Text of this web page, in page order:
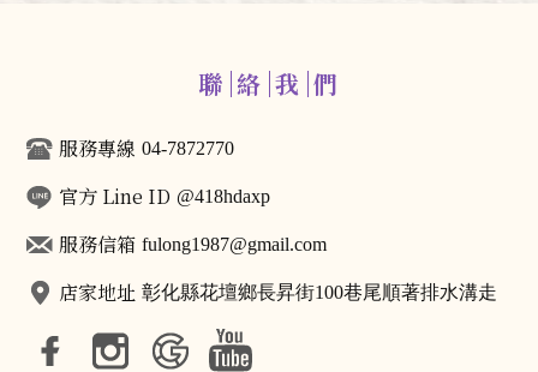
聯 絡 我 們
服務專線 04-7872770
官方 Line ID @418hdaxp
服務信箱 fulong1987@gmail.com
店家地址 彰化縣花壇鄉長昇街100巷尾順著排水溝走